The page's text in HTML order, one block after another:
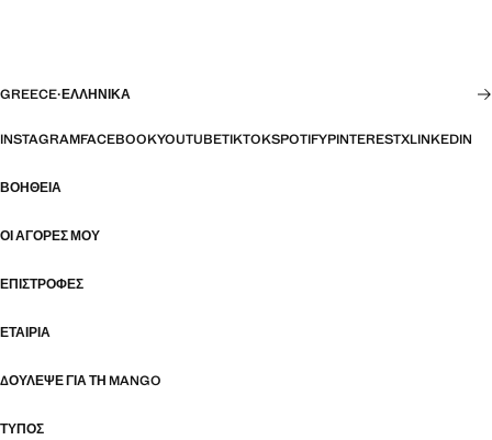
GREECE·ΕΛΛΗΝΙΚΆ
INSTAGRAMFACEBOOKYOUTUBETIKTOKSPOTIFYPINTERESTXLINKEDIN
ΒΟΉΘΕΙΑ
ΟΙ ΑΓΟΡΈΣ ΜΟΥ
ΕΠΙΣΤΡΟΦΈΣ
ΕΤΑΙΡΊΑ
ΔΟΎΛΕΨΕ ΓΙΑ ΤΗ MANGO
ΤΎΠΟΣ